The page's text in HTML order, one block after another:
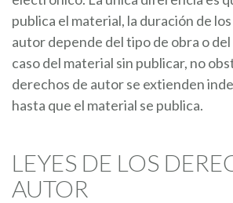
publica el material, la duración de
autor depende del tipo de obra o
caso del material sin publicar, no
derechos de autor se extienden
hasta que el material se publica.
LEYES DE LOS
AUTOR